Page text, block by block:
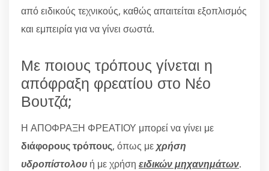
από ειδικούς τεχνικούς, καθώς απαιτείται εξοπλισμός
και εμπειρία για να γίνει σωστά.
Με ποιους τρόπους γίνεται η
απόφραξη φρεατίου στο Νέο
Βουτζά;
Η ΑΠΟΦΡΑΞΗ ΦΡΕΑΤΙΟΥ μπορεί να γίνει με
διάφορους τρόπους, όπως με χρήση
υδροπίστολου ή με χρήση ειδικών μηχανημάτων.